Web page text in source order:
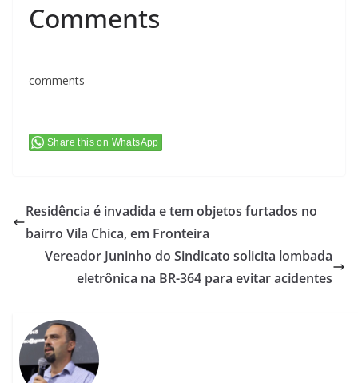
Comments
comments
Share this on WhatsApp
Residência é invadida e tem objetos furtados no
bairro Vila Chica, em Fronteira
Vereador Juninho do Sindicato solicita lombada
eletrônica na BR-364 para evitar acidentes